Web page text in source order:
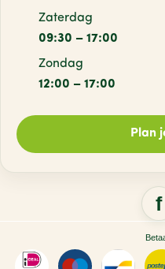
Zaterdag
09:30 – 17:00
Zondag
12:00 – 17:00
Plan